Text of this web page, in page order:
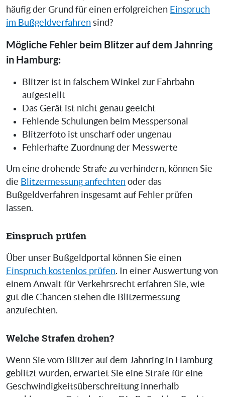
häufig der Grund für einen erfolgreichen Einspruch
im Bußgeldverfahren sind?
Mögliche Fehler beim Blitzer auf dem Jahnring
in Hamburg:
Blitzer ist in falschem Winkel zur Fahrbahn
aufgestellt
Das Gerät ist nicht genau geeicht
Fehlende Schulungen beim Messpersonal
Blitzerfoto ist unscharf oder ungenau
Fehlerhafte Zuordnung der Messwerte
Um eine drohende Strafe zu verhindern, können Sie
die Blitzermessung anfechten oder das
Bußgeldverfahren insgesamt auf Fehler prüfen
lassen.
Einspruch prüfen
Über unser Bußgeldportal können Sie einen
Einspruch kostenlos prüfen. In einer Auswertung von
einem Anwalt für Verkehrsrecht erfahren Sie, wie
gut die Chancen stehen die Blitzermessung
anzufechten.
Welche Strafen drohen?
Wenn Sie vom Blitzer auf dem Jahnring in Hamburg
geblitzt wurden, erwartet Sie eine Strafe für eine
Geschwindigkeitsüberschreitung innerhalb